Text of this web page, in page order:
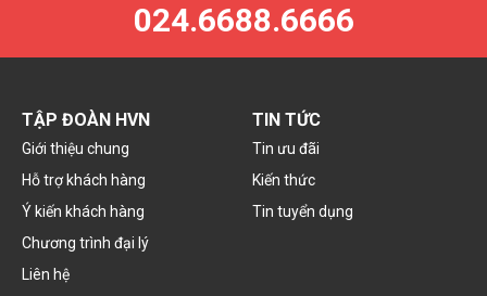
024.6688.6666
TẬP ĐOÀN HVN
Giới thiệu chung
Hỗ trợ khách hàng
Ý kiến khách hàng
Chương trình đại lý
Liên hệ
TIN TỨC
Tin ưu đãi
Kiến thức
Tin tuyển dụng